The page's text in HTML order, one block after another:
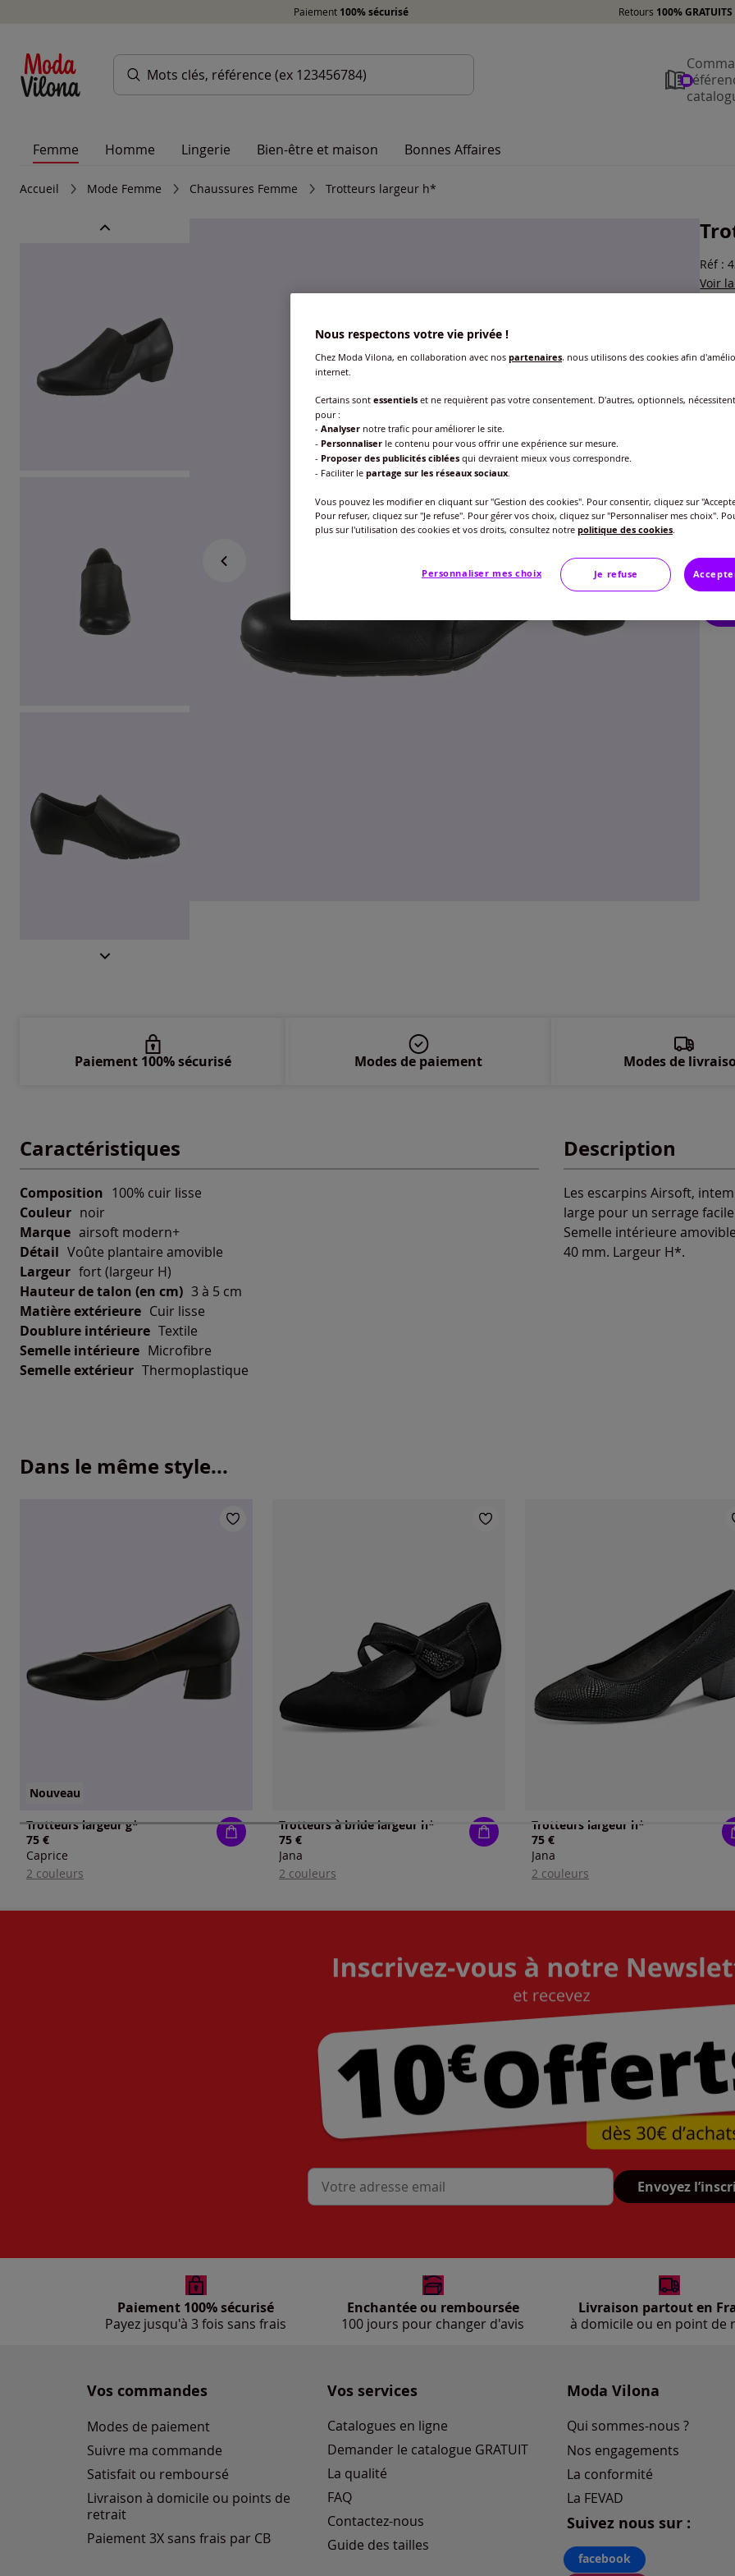
Paiement 100% sécurisé Retours 100%
Femme Homme Lingerie Bien-être et maison Bonnes Affaires
Accueil Mode Femme Chaussures Femme Trotteurs largeur h*
Réf :
Voir
38
39
85
ou 3
Caractéristiques
Composition 100% cuir lisse
Couleur noir
Marque airsoft modern+
Détail Voûte plantaire amovible
Largeur fort (largeur H)
Hauteur de talon (en cm) 3 à 5 cm
Matière extérieure Cuir lisse
Doublure intérieure Textile
Semelle intérieure Microfibre
Semelle extérieur Thermoplastique
Description
Les escarpins Airsoft,
large pour un serrage
Semelle intérieure
40 mm. Largeur H*.
Paiement 100% sécurisé Modes de paiement Modes de
Dans le même style...
Nouveau
Trotteurs largeur g*
75 €
Caprice
2 couleurs
Trotteurs à bride largeur h*
75 €
Jana
2 couleurs
Trotteurs largeur h*
75 €
Jana
2 couleurs
Mon adresse mail Envoyez
Paiement 100% sécurisé
Payez jusqu'à 3 fois sans frais
Enchantée ou remboursée
100 jours pour changer d'avis
Livraison partout en
à domicile ou en point de
Vos commandes
Modes de paiement
Suivre ma commande
Satisfait ou remboursé
Livraison à domicile ou points de
retrait
Paiement 3X sans frais par CB
Vos services
Catalogues en ligne
Demander le catalogue GRATUIT
La qualité
FAQ
Contactez-nous
Guide des tailles
Moda Vilona
Qui sommes-nous ?
Nos engagements
La conformité
La FEVAD
Suivez nous sur :
facebook
Nous respectons votre vie privée !
Chez Moda Vilona, en collaboration avec nos partenaires, nous utilisons des cookies afin
internet.
Certains sont essentiels et ne requièrent pas votre consentement. D'autres, optionnels,
pour :
- Analyser notre trafic pour améliorer le site.
- Personnaliser le contenu pour vous offrir une expérience sur mesure.
- Proposer des publicités ciblées qui devraient mieux vous correspondre.
- Faciliter le partage sur les réseaux sociaux
Vous pouvez les modifier en cliquant sur "Gestion des cookies". Pour consentir, cliquez sur
Pour refuser, cliquez sur "Je refuse". Pour gérer vos choix, cliquez sur "Personnaliser mes choix".
plus sur l'utilisation des cookies et vos droits, consultez notre politique des cookies
Personnaliser mes choix Je refuse